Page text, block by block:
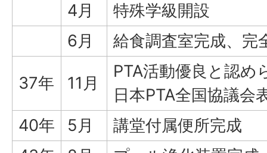
4月
特殊学級開設
6月
給食調査室完成、完
37年 11月
PTA活動優良と認め
日本PTA全国協議会
40年
5月
講堂付属便所完成